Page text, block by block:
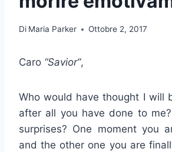
Di Maria Parker Ottobre 2, 2017
Caro “Savior”,
Who would have thought I will
after all you have done to
surprises? One moment you
and the other one you are